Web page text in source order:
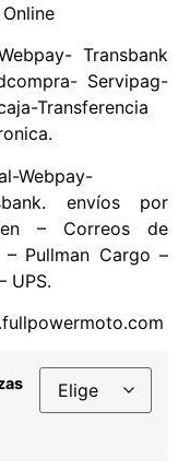
Transbank
Servipag-
Transferencia
Webpay-
envíos por
– Correos de
– Pullman Cargo –
UPS.